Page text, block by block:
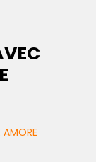
AMORE